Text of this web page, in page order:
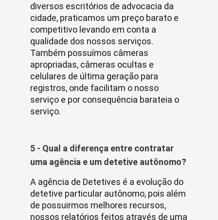
diversos escritórios de advocacia da
cidade, praticamos um preço barato e
competitivo levando em conta a
qualidade dos nossos serviços.
Também possuímos câmeras
apropriadas, câmeras ocultas e
celulares de última geração para
registros, onde facilitam o nosso
serviço e por consequência barateia o
serviço.
5 - Qual a diferença entre contratar
uma agência e um detetive autônomo?
A agência de Detetives é a evolução do
detetive particular autônomo, pois além
de possuirmos melhores recursos,
nossos relatórios feitos através de uma